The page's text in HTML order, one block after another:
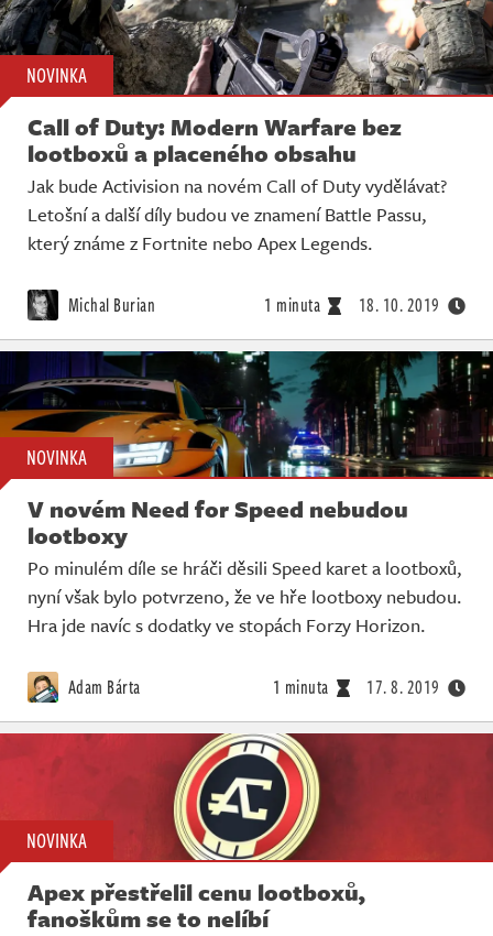
NOVINKA
Call of Duty: Modern Warfare bez
lootboxů a placeného obsahu
Jak bude Activision na novém Call of Duty vydělávat?
Letošní a další díly budou ve znamení Battle Passu,
který známe z Fortnite nebo Apex Legends.
Michal Burian 1 minuta 18. 10. 2019
NOVINKA
V novém Need for Speed nebudou
lootboxy
Po minulém díle se hráči děsili Speed karet a lootboxů,
nyní však bylo potvrzeno, že ve hře lootboxy nebudou.
Hra jde navíc s dodatky ve stopách Forzy Horizon.
Adam Bárta 1 minuta 17. 8. 2019
NOVINKA
Apex přestřelil cenu lootboxů,
fanoškům se to nelíbí